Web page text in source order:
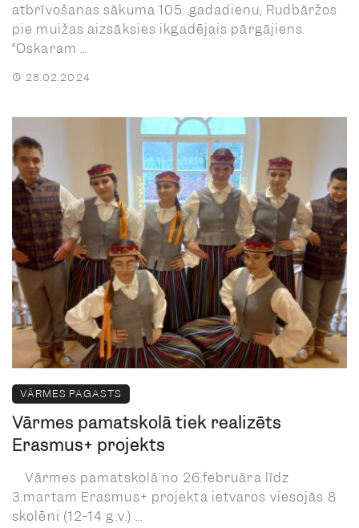
atbrīvošanas sākuma 105. gadadienu, Rudbāržos
pie muižas aizsāksies ikgadējais pārgājiens
“Oskaram ...
28.02.2024
VĀRMES PAGASTS
Vārmes pamatskolā tiek realizēts
Erasmus+ projekts
Vārmes pamatskolā no 26.februāra līdz
3.martam Erasmus+ projekta ietvaros viesojās 8
skolēni (12-14 g.v.) ...